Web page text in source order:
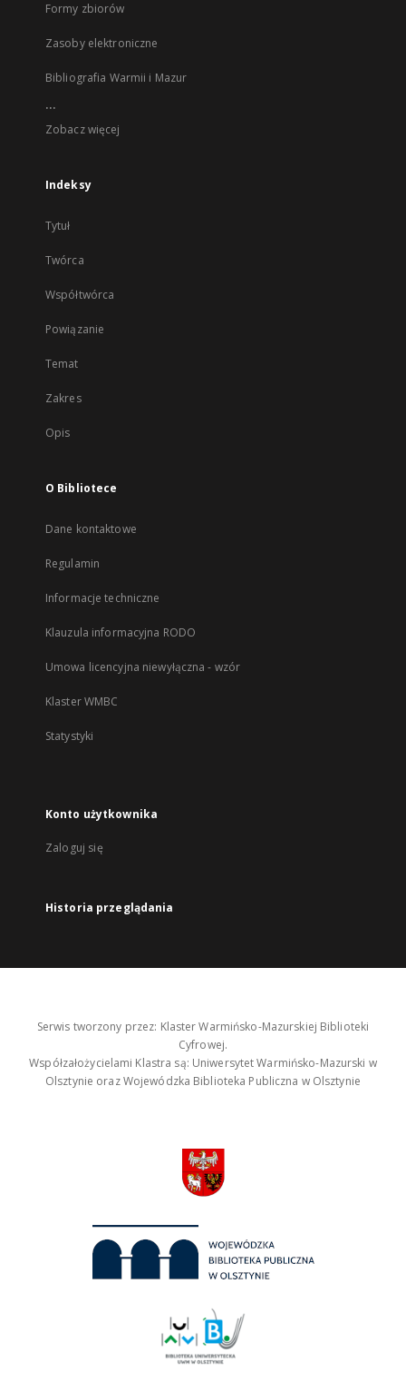
Formy zbiorów
Zasoby elektroniczne
Bibliografia Warmii i Mazur
...
Zobacz więcej
Indeksy
Tytuł
Twórca
Współtwórca
Powiązanie
Temat
Zakres
Opis
O Bibliotece
Dane kontaktowe
Regulamin
Informacje techniczne
Klauzula informacyjna RODO
Umowa licencyjna niewyłączna - wzór
Klaster WMBC
Statystyki
Konto użytkownika
Zaloguj się
Historia przeglądania
Serwis tworzony przez: Klaster Warmińsko-Mazurskiej Biblioteki
Cyfrowej.
Współzałożycielami Klastra są: Uniwersytet Warmińsko-Mazurski w
Olsztynie oraz Wojewódzka Biblioteka Publiczna w Olsztynie